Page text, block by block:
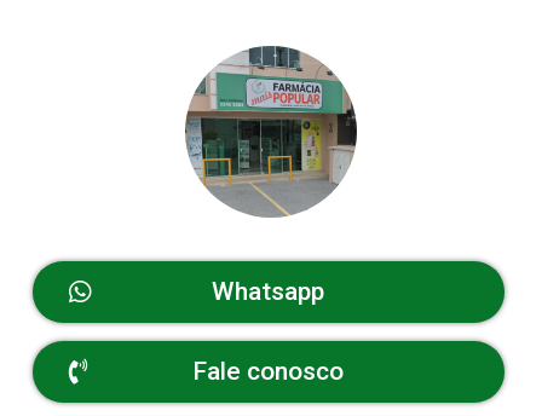
Whatsapp
Fale conosco